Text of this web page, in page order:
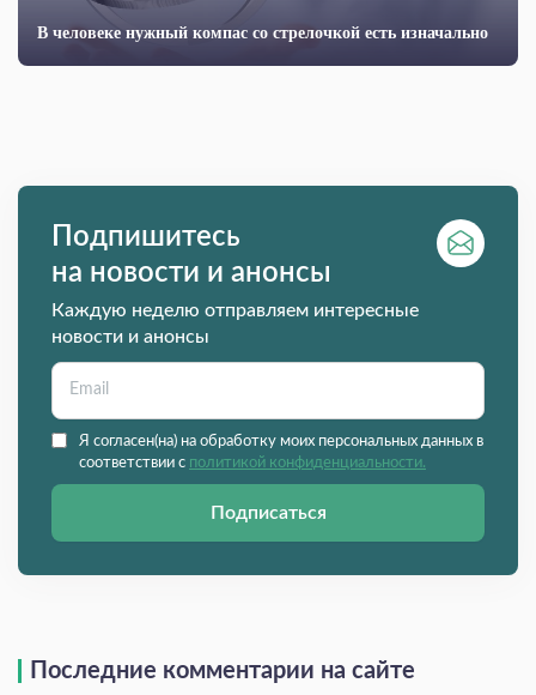
В человеке нужный компас со стрелочкой есть изначально
Подпишитесь
на новости и анонсы
Каждую неделю отправляем интересные
новости и анонсы
Я согласен(на) на обработку моих персональных данных в
соответствии с политикой конфиденциальности.
Подписаться
Последние комментарии на сайте